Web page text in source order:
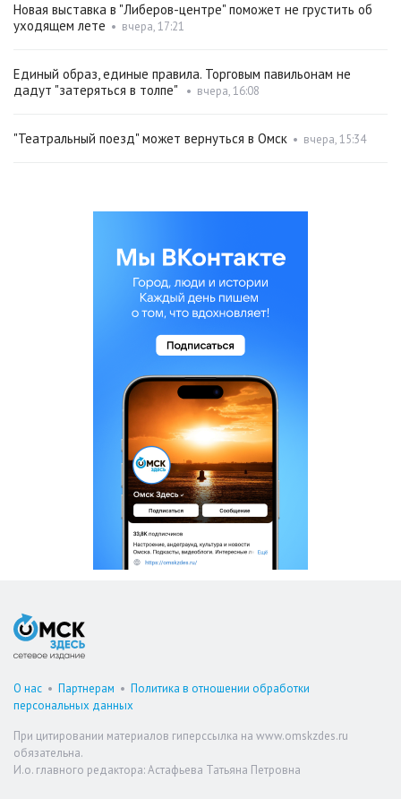
Новая выставка в "Либеров-центре" поможет не грустить об
уходящем лете • вчера, 17:21
Единый образ, единые правила. Торговым павильонам не
дадут "затеряться в толпе"
• вчера, 16:08
"Театральный поезд" может вернуться в Омск • вчера, 15:34
О нас • Партнерам • Политика в отношении обработки
персональных данных
При цитировании материалов гиперссылка на www.omskzdes.ru
обязательна.
И.о. главного редактора: Астафьева Татьяна Петровна